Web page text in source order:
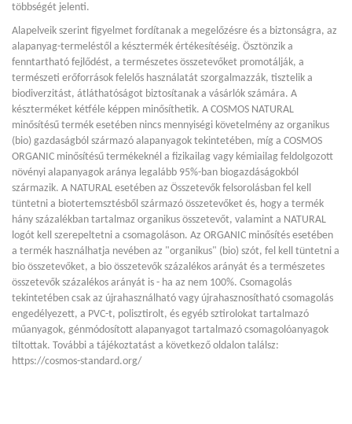
többségét jelenti.
Alapelveik szerint figyelmet fordítanak a megelőzésre és a biztonságra, az
alapanyag-termeléstől a késztermék értékesítéséig. Ösztönzik a
fenntartható fejlődést, a természetes összetevőket promotálják, a
természeti erőforrások felelős használatát szorgalmazzák, tisztelik a
biodiverzitást, átláthatóságot biztosítanak a vásárlók számára. A
készterméket kétféle képpen minősíthetik. A COSMOS NATURAL
minősítésű termék esetében nincs mennyiségi követelmény az organikus
(bio) gazdaságból származó alapanyagok tekintetében, míg a COSMOS
ORGANIC minősítésű termékeknél a fizikailag vagy kémiailag feldolgozott
növényi alapanyagok aránya legalább 95%-ban biogazdáságokból
származik. A NATURAL esetében az Összetevők felsorolásban fel kell
tüntetni a biotertemsztésből származó összetevőket és, hogy a termék
hány százalékban tartalmaz organikus összetevőt, valamint a NATURAL
logót kell szerepeltetni a csomagoláson. Az ORGANIC minősítés esetében
a termék használhatja nevében az "organikus" (bio) szót, fel kell tüntetni a
bio összetevőket, a bio összetevők százalékos arányát és a természetes
összetevők százalékos arányát is - ha az nem 100%. Csomagolás
tekintetében csak az újrahasználható vagy újrahasznosítható csomagolás
engedélyezett, a PVC-t, polisztirolt, és egyéb sztirolokat tartalmazó
műanyagok, génmódosított alapanyagot tartalmazó csomagolóanyagok
tiltottak. További a tájékoztatást a következő oldalon találsz:
https://cosmos-standard.org/